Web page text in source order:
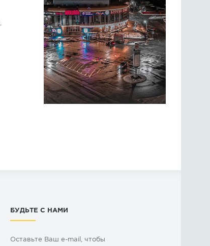
БУДЬТЕ С НАМИ
Оставьте Ваш e-mail, чтобы